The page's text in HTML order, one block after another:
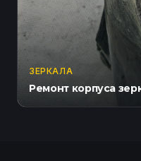
ЗЕРКАЛА
Ремонт корпуса